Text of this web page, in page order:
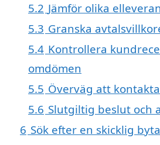
5.2 Jämför olika
5.3 Granska
5.4 Kontrollera
omdömen
5.5 Överväg att
5.6 Slutgiltig beslut och
6 Sök efter en skicklig